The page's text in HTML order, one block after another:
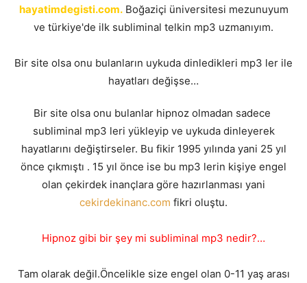
hayatimdegisti.com.Boğaziçi üniversitesi mezunuyum
ve türkiye'de ilk subliminal telkin mp3 uzmanıyım.
Bir site olsa onu bulanların uykuda dinledikleri mp3 ler ile
hayatları değişse…
Bir site olsa onu bulanlar hipnoz olmadan sadece
subliminal mp3 leri yükleyip ve uykuda dinleyerek
hayatlarını değiştirseler. Bu fikir 1995 yılında yani 25 yıl
önce çıkmıştı . 15 yıl önce ise bu mp3 lerin kişiye engel
olan çekirdek inançlara göre hazırlanması yani
cekirdekinanc.com fikri oluştu.
Hipnoz gibi bir şey mi subliminal mp3 nedir?…
Tam olarak değil.Öncelikle size engel olan 0-11 yaş arası